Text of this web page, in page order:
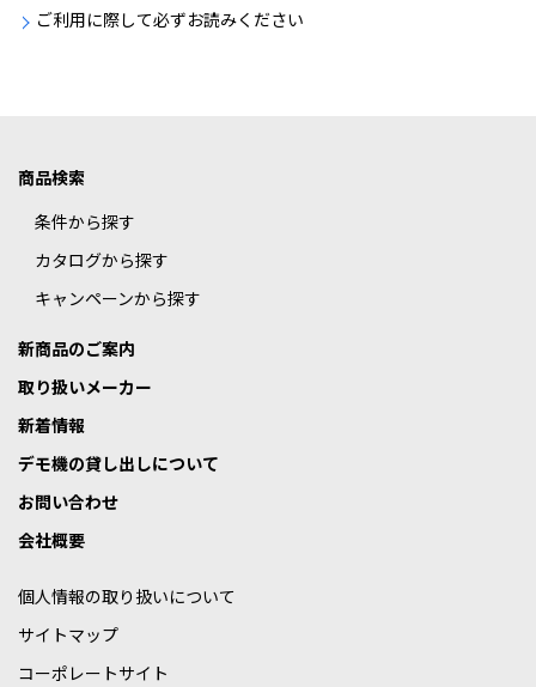
ご利用に際して必ずお読みください
商品検索
条件から探す
カタログから探す
キャンペーンから探す
新商品のご案内
取り扱いメーカー
新着情報
デモ機の貸し出しについて
お問い合わせ
会社概要
個人情報の取り扱いについて
サイトマップ
コーポレートサイト